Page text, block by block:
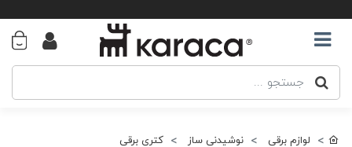
لوازم برقی نوشیدنی ساز
کتری برقی